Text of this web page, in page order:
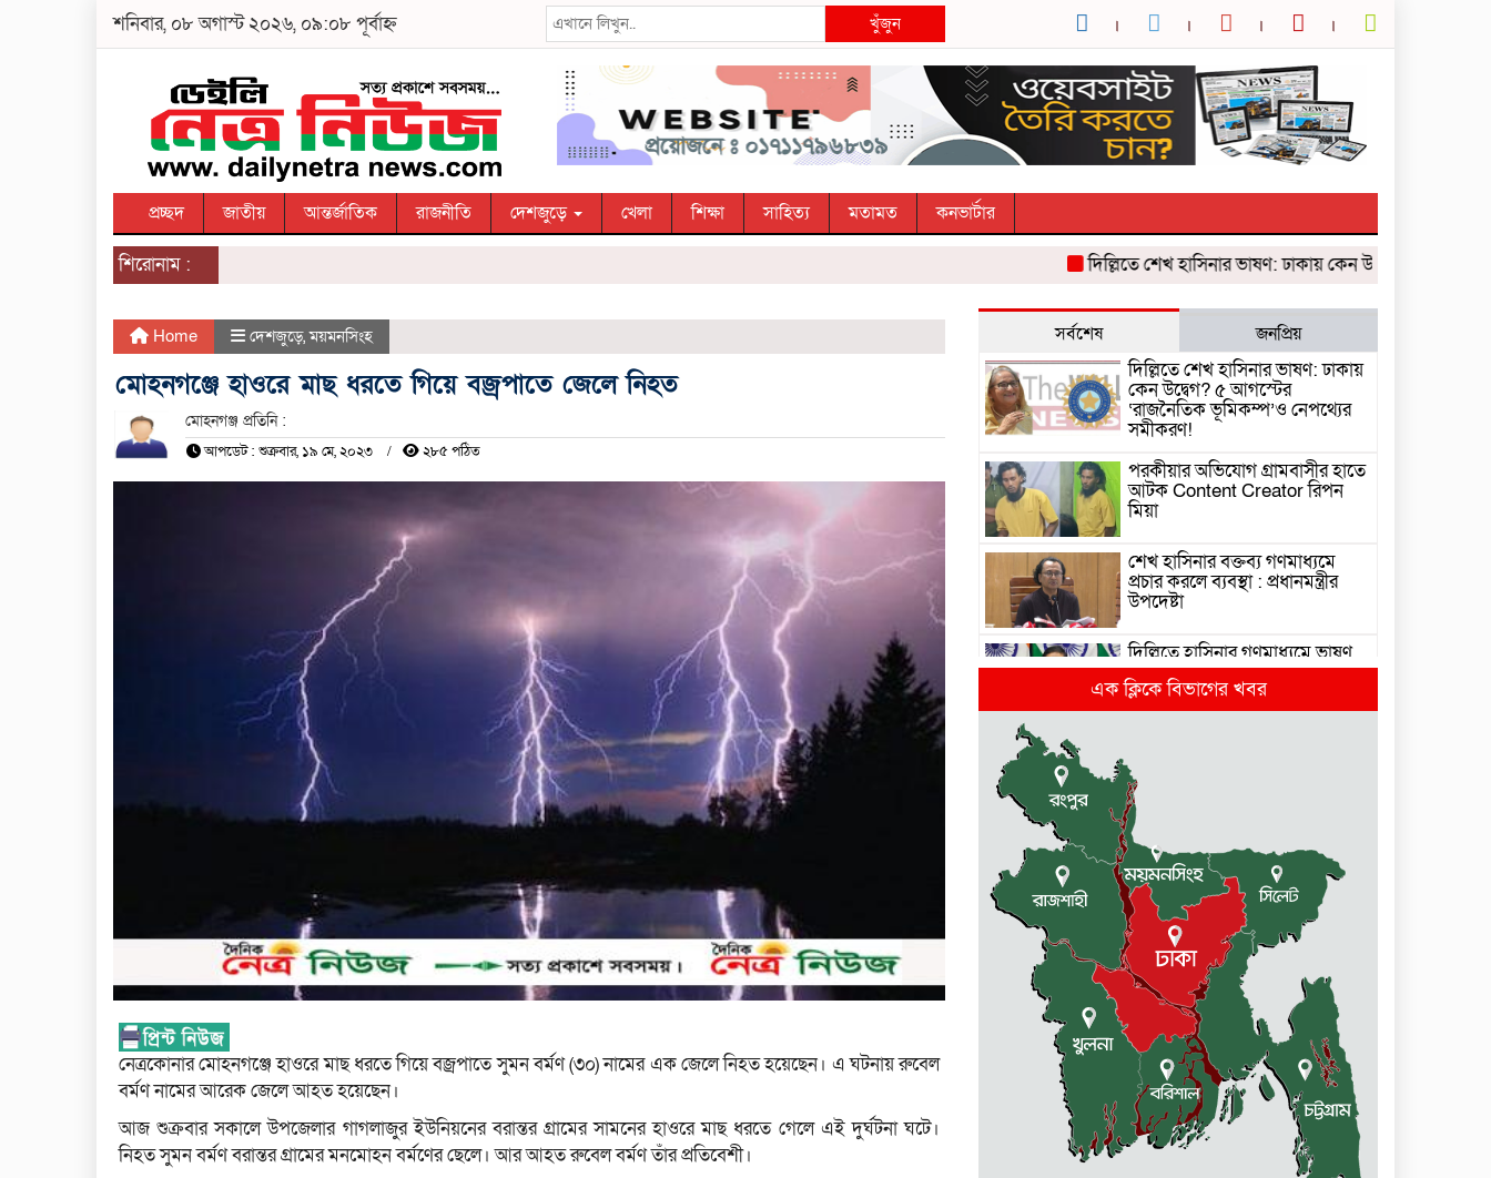
শনিবার, ০৮ অগাস্ট ২০২৬, ০৯:০৮ পূর্বাহ্ন খুঁজুন
প্রচ্ছদ জাতীয় আন্তর্জাতিক রাজনীতি দেশজুড়ে খেলা শিক্ষা সাহিত্য মতামত কনভার্টার
শিরোনাম : দিল্লিতে শেখ হাসিনার ভাষণ: ঢাকায় কেন উদ্বেগ? ৫ আগস্টের
Home দেশজুড়ে,ময়মনসিংহ
মোহনগঞ্জে হাওরে মাছ ধরতে গিয়ে বজ্রপাতে জেলে নিহত
মোহনগঞ্জ প্রতিনি :
আপডেট : শুক্রবার, ১৯ মে, ২০২৩ ২৮৫ পঠিত
নেত্রকোনার মোহনগঞ্জে হাওরে মাছ ধরতে গিয়ে বজ্রপাতে সুমন বর্মণ (৩০) নামের এক জেলে নিহত হয়েছেন। এ ঘটনায় রুবেল
বর্মণ নামের আরেক জেলে আহত হয়েছেন।
আজ শুক্রবার সকালে উপজেলার গাগলাজুর ইউনিয়নের বরান্তর গ্রামের সামনের হাওরে মাছ ধরতে গেলে এই দুর্ঘটনা ঘটে।
নিহত সুমন বর্মণ বরান্তর গ্রামের মনমোহন বর্মণের ছেলে। আর আহত রুবেল বর্মণ তাঁর প্রতিবেশী।
সর্বশেষ জনপ্রিয়
দিল্লিতে শেখ হাসিনার ভাষণ: ঢাকায়
কেন উদ্বেগ? ৫ আগস্টের
‘রাজনৈতিক ভূমিকম্প’ও নেপথ্যের
সমীকরণ!
পরকীয়ার অভিযোগ গ্রামবাসীর হাতে
আটক Content Creator রিপন
মিয়া
শেখ হাসিনার বক্তব্য গণমাধ্যমে
প্রচার করলে ব্যবস্থা : প্রধানমন্ত্রীর
উপদেষ্টা
দিল্লিতে হাসিনার গণমাধ্যমে ভাষণ
নিয়ে যা বলছে ভারত
ছাত্রশিবির দফায় দফায় সংঘর্ষ
সরকারের ফ্যামিলি কার্ড কার্যক্রম
বাস্তবায়নে ব্যয় ২০০০ কোটি টাকা
মোহনগঞ্জে কর্মস্থলেই অসুস্থ-
রক্তবমির পর প্রাণ গেল স্বাস্থ্য
কর্মকর্তার
কুড়িগ্রামে বন্যাদুর্গতদের জন্য
বরাদ্দকৃত ৩০ মেট্রিক টন
চাল,একমুঠোও জোটেনি ক্ষতিগ্রস্ত
মানুষের ভাগ্যে
জুলাই ব্যবসা ও হাদি ব্যবসা চালু
রাখতে হবে: মাহমুদা মিতু
এক ক্লিকে বিভাগের খবর